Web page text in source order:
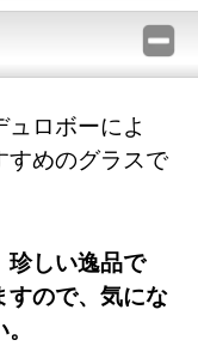
ロボーによ
すめのグラスで
珍しい逸品で
すので、気にな